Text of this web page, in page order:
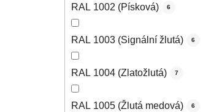
RAL 1002 (Písková) 6
RAL 1003 (Signální žlutá) 6
RAL 1004 (Zlatožlutá) 7
RAL 1005 (Žlutá medová) 6